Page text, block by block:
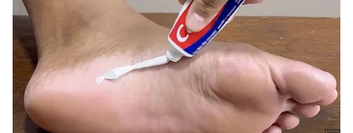
ಕಮಲಾ ಅವರನ್ನೇ ಯಾಕೆ ಆಯ್ಕೆ ಮಾಡಿದರು ಎಂಬ ಪ್ರಶ್ನೆ
ಪದೇ ಪದೆ ಮುನ್ನಲೆಗೆ ಬರುತ್ತದೆ. ಅದಕ್ಕೆ ಕಾರಣ ಕಮಲಾಗಿದ್ದ
ಶಾಸಕಾಂಗ, ಕಾರ್ಯಾಂಗ ಮತ್ತು ರಾಜಕೀಯ ಅನುಭವ.
ಗೆಲ್ಲುವ ಸಾಮರ್ಥ್ಯವೇ ಆಕೆಯ ದೊಡ್ಡ ಆಸ್ತಿಯಾಗಿತ್ತು. ಇದೇ
ಆಕೆಯನ್ನು ಉನ್ನತ ರಾಜಕಾರಣಿಯಾಗಿ ಮಾಡಿತು.